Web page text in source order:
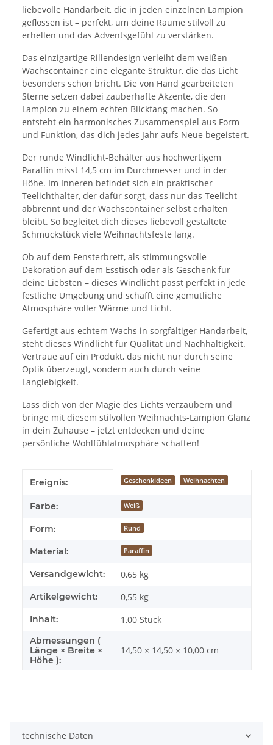
liebevolle Handarbeit, die in jeden einzelnen Lampion
geflossen ist – perfekt, um deine Räume stilvoll zu
erhellen und das Adventsgefühl zu verstärken.
Das einzigartige Rillendesign verleiht dem weißen
Wachscontainer eine elegante Struktur, die das Licht
besonders schön bricht. Die von Hand gearbeiteten
Sterne setzen dabei zauberhafte Akzente, die den
Lampion zu einem echten Blickfang machen. So
entsteht ein harmonisches Zusammenspiel aus Form
und Funktion, das dich jedes Jahr aufs Neue begeistert.
Der runde Windlicht-Behälter aus hochwertigem
Paraffin misst 14,5 cm im Durchmesser und in der
Höhe. Im Inneren befindet sich ein praktischer
Teelichthalter, der dafür sorgt, dass nur das Teelicht
abbrennt und der Wachscontainer selbst erhalten
bleibt. So begleitet dich dieses liebevoll gestaltete
Schmuckstück viele Weihnachtsfeste lang.
Ob auf dem Fensterbrett, als stimmungsvolle
Dekoration auf dem Esstisch oder als Geschenk für
deine Liebsten – dieses Windlicht passt perfekt in jede
festliche Umgebung und schafft eine gemütliche
Atmosphäre voller Wärme und Licht.
Gefertigt aus echtem Wachs in sorgfältiger Handarbeit,
steht dieses Windlicht für Qualität und Nachhaltigkeit.
Vertraue auf ein Produkt, das nicht nur durch seine
Optik überzeugt, sondern auch durch seine
Langlebigkeit.
Lass dich von der Magie des Lichts verzaubern und
bringe mit diesem stilvollen Weihnachts-Lampion Glanz
in dein Zuhause – jetzt entdecken und deine
persönliche Wohlfühlatmosphäre schaffen!
Produkteigenschaft
Wert
Ereignis: Geschenkideen Weihnachten
Farbe: Weiß
Form: Rund
Material: Paraffin
Versandgewicht: 0,65 kg
Artikelgewicht: 0,55 kg
Inhalt: 1,00 Stück
Abmessungen (
Länge × Breite ×
Höhe ):
14,50 × 14,50 × 10,00 cm
technische Daten